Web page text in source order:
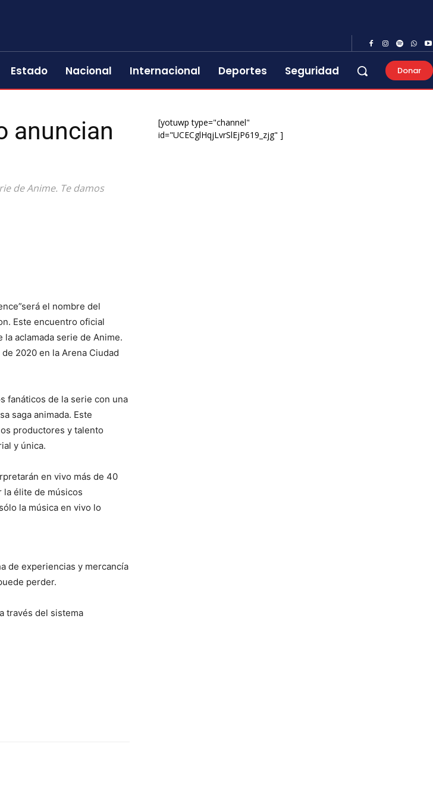
Estado Nacional Internacional Deportes Seguridad Donar
anuncian
de Anime. Te damos
el nombre del
Este encuentro oficial
aclamada serie de Anime.
2020 en la Arena Ciudad
fanáticos de la serie con una
saga animada. Este
productores y talento
y única.
en vivo más de 40
la élite de músicos
la música en vivo lo
de experiencias y mercancía
perder.
través del sistema
[yotuwp type="channel"
id="UCECglHqjLvrSlEjP619_zjg" ]